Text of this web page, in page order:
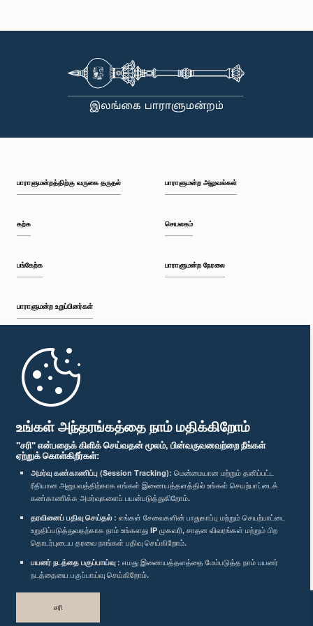
உங்கள் அந்தரங்கத்தை நாம் மதிக்கிறோம்
"சரி" என்பதைக் கிளிக் செய்வதன் மூலம், பின்வருவனவற்றை நீங்கள்
ஏற்றுக் கொள்கிறீர்கள்:
அமர்வு கண்காணிப்பு (Session Tracking): மென்மையான மற்றும் தனிப்பட்ட
ரீதியான அனுபவத்திற்காக எங்கள் இணையத்தளத்தில் உங்கள் செயற்பாட்டைக்
கண்காணிக்க அமர்வுகளைப் பயன்படுத்துகிறோம்.
தரவினைப் பதிவு செய்தல் : எங்கள் சேவைகளின் பாதுகாப்பு மற்றும் செயற்பாட்டை
உறுதிப்படுத்துவதற்காக நாம் உங்களது IP முகவரி, சாதன விவரங்கள் மற்றும் பிற
தொடர்புடைய தரவை நாங்கள் பதிவு செய்கிறோம்.
பயனர் நடத்தை பகுப்பாய்வு : எமது இணையத்தளத்தை மேம்படுத்த நாம் பயனர்
நடத்தையை பகுப்பாய்வு செய்கிறோம்.
சரி
கௌரவ டக்ளஸ் தேவானந்தா, பா.உ.
உறுப்பினர்
கௌரவ சட்டத்தரணி லக்ஷ்மன் கிரிஎல்ல, பா.உ.
கௌரவ ஜோன்ஸ்டன் பர்னாந்து, பா.உ.
உறுப்பினர்
பாராளுமன்றத்திற்கு வருகை தருதல்
கற்க
பங்கேற்க
பாராளுமன்ற உறுப்பினர்கள்
முதற்பக்கம்
பாராளுமன்ற அலுவல்கள்
செயலகம்
பாராளுமன்ற நேரலை
பாராளுமன்ற கையடக்க செயலி
எம்மை பின்தொடர்க :
விருதுகள்
தனியுரிமைக் கொள்கை